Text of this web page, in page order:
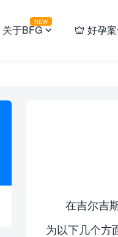
关于BFG
NEW
  好孕
在吉尔吉
为以下几个方